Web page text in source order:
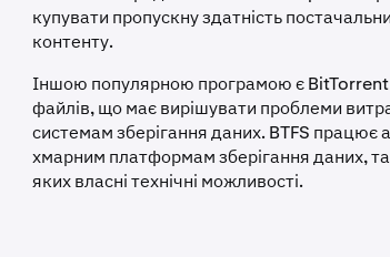
купувати пропускну здатність
контенту.
Іншою популярною програмою є BitTorrent
файлів, що має вирішувати проблеми
системам зберігання даних. BTFS працює
хмарним платформам зберігання даних,
яких власні технічні можливості.